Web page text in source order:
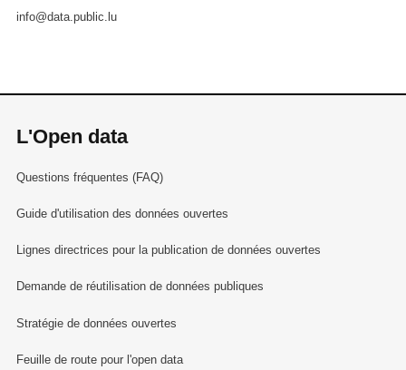
info@data.public.lu
L'Open data
Questions fréquentes (FAQ)
Guide d'utilisation des données ouvertes
Lignes directrices pour la publication de données ouvertes
Demande de réutilisation de données publiques
Stratégie de données ouvertes
Feuille de route pour l'open data